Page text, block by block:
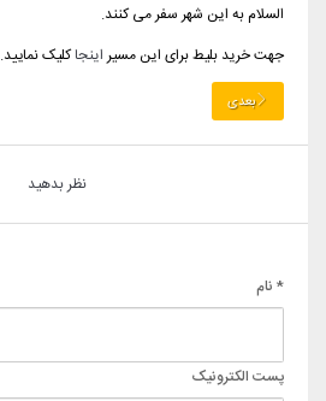
السلام به این شهر سفر می کنند.
جهت خرید بلیط برای این مسیر اینجاکلیک نمایید.
بعدی
نظر بدهید
* نام
پست الکترونیک